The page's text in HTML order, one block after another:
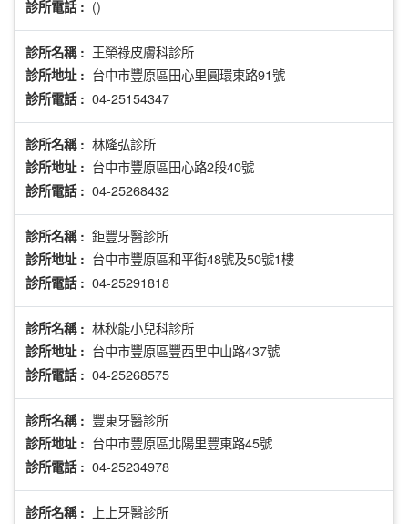
診所電話 : ()
診所名稱 : 王榮祿皮膚科診所
診所地址 : 台中市豐原區田心里圓環東路91號
診所電話 : 04-25154347
診所名稱 : 林隆弘診所
診所地址 : 台中市豐原區田心路2段40號
診所電話 : 04-25268432
診所名稱 : 鉅豐牙醫診所
診所地址 : 台中市豐原區和平街48號及50號1樓
診所電話 : 04-25291818
診所名稱 : 林秋能小兒科診所
診所地址 : 台中市豐原區豐西里中山路437號
診所電話 : 04-25268575
診所名稱 : 豐東牙醫診所
診所地址 : 台中市豐原區北陽里豐東路45號
診所電話 : 04-25234978
診所名稱 : 上上牙醫診所